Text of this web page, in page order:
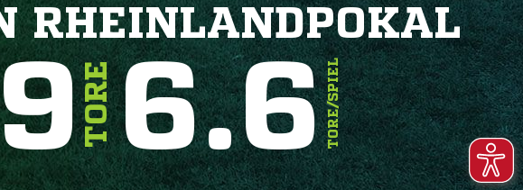
RHEINLANDPOKAL
TORE6.6TORE/SPIEL